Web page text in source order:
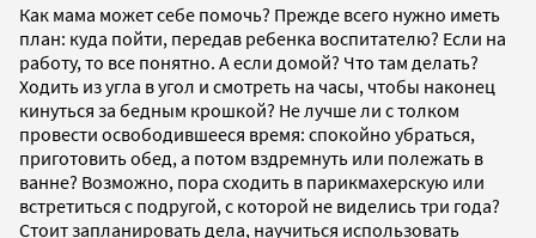
Как мама может себе помочь? Прежде всего нужно иметь
план: куда пойти, передав ребенка воспитателю? Если на
работу, то все понятно. А если домой? Что там делать?
Ходить из угла в угол и смотреть на часы, чтобы наконец
кинуться за бедным крошкой? Не лучше ли с толком
провести освободившееся время: спокойно убраться,
приготовить обед, а потом вздремнуть или полежать в
ванне? Возможно, пора сходить в парикмахерскую или
встретиться с подругой, с которой не виделись три года?
Стоит запланировать дела, научиться использовать